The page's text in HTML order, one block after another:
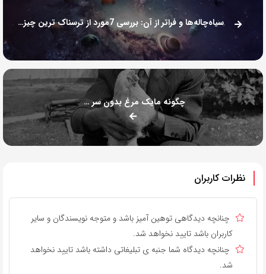
سیاه‌چاله‌ها و فراتر از آن: بررسی 7مورد از ترسناک‌ ترین چیزها که در فضا وجود دارند
چگونه مایک مرغ بدون سر زنده ماند
نظرات کاربران
چنانچه دیدگاهی توهین آمیز باشد و متوجه نویسندگان و سایر
کاربران باشد تایید نخواهد شد.
چنانچه دیدگاه شما جنبه ی تبلیغاتی داشته باشد تایید نخواهد
شد.